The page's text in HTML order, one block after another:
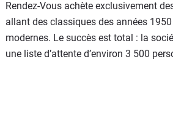
Rendez-Vous achète exclusivement
allant des classiques des années
modernes. Le succès est total : la
une liste d’attente d’environ 3 500